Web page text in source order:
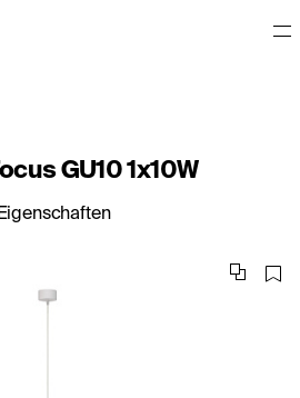
GU10 1x10W